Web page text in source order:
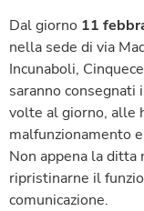
Dal giorno 11
nella sede di via
Incunaboli,
saranno
volte al giorno, alle
malfunzionamento
Non appena la ditta
ripristinarne il
comunicazione.